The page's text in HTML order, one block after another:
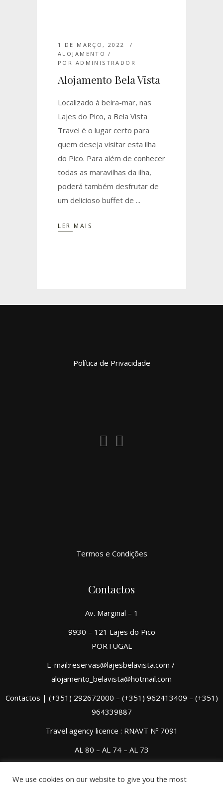
1 DE MARÇO, 2022
ALOJAMENTO
POR ADMINISTRADOR
Alojamento Bela Vista
Localizado à beira-mar, nas
Lajes do Pico, a Bela Vista
Travel é o lugar certo para
quem deseja visitar esta ilha
do Pico. Para além de conhecer
todas as maravilhas da ilha,
poderá também desfrutar de
um delicioso buffet de
LER MAIS
Política de Privacidade
Termos e Condições
Contactos
Av. Marginal – 1
9930 – 121 Lajes do Pico
PORTUGAL
E-mail:reservas@lajesbelavista.com /
alojamento_belavista@hotmail.com
Contactos | (+351) 292672000 – (+351) 962413409 – (+351)
964339887
Travel agency licence : RNAVT Nº 7091
AL 80 – AL 74 – AL 73
We use cookies on our website to give you the most